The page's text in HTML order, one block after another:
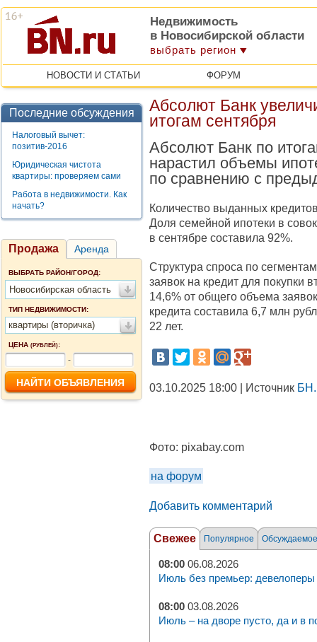
Недвижимость
в Новосибирской области
выбрать регион
НОВОСТИ И СТАТЬИ ФОРУМ
Последние обсуждения
Налоговый вычет:
позитив-2016
Юридическая чистота
квартиры: проверяем сами
Работа в недвижимости. Как
начать?
Продажа Аренда
ВЫБРАТЬ РАЙОН/ГОРОД:
Новосибирская область
ТИП НЕДВИЖИМОСТИ:
квартиры (вторичка)
ЦЕНА (РУБЛЕЙ):
-
Абсолют Банк
итогам сентября
Абсолют Банк по
нарастил объемы
по сравнению с
Количество выданных
Доля семейной ипотеки в
в сентябре составила 92%.
Структура спроса по
заявок на кредит для покупки
14,6% от общего объема
кредита составила 6,7 млн
22 лет.
03.10.2025 18:00 | Источник
Фото: pixabay.com
на форум
Добавить комментарий
Свежее Популярное Обсуждаемое
08:00 06.08.2026
Июль без премьер: девелоперы
08:00 03.08.2026
Июль – на дворе пусто, да и в